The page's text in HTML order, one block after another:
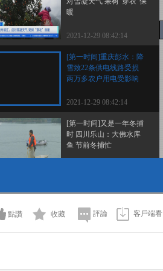
暖
2021-12-29 08:42:14
[第一时间]重庆彭水：降
雪致22条供电线路受损
两万多农户用电受影响
2021-12-29 08:42:14
[第一时间]又是一年冬捕
时 四川乐山：大佛水库
鱼 节前冬捕忙
中紧急搜救
2021-12-29 08:36:14
时 开门红 查干湖冬捕收
點讚 收藏 評論 客戶端看